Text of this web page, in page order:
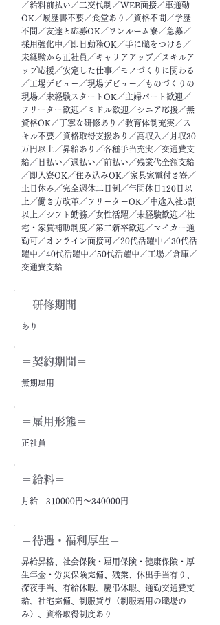
／給料前払い／二交代制／WEB面接／車通勤
OK／履歴書不要／食堂あり／資格不問／学歴
不問／友達と応募OK／ワンルーム寮／急募／
採用強化中／即日勤務OK／手に職をつける／
未経験から正社員／キャリアアップ／スキルア
ップ応援／安定した仕事／モノづくりに関わる
／工場デビュー／現場デビュー／ものづくりの
現場／未経験スタートOK／主婦パート歓迎／
フリーター歓迎／ミドル歓迎／シニア応援／無
資格OK／丁寧な研修あり／教育体制充実／ス
キル不要／資格取得支援あり／高収入／月収30
万円以上／昇給あり／各種手当充実／交通費支
給／日払い／週払い／前払い／残業代全額支給
／即入寮OK／住み込みOK／家具家電付き寮／
土日休み／完全週休二日制／年間休日120日以
上／働き方改革／フリーターOK／中途入社5割
以上／シフト勤務／女性活躍／未経験歓迎／社
宅・家賃補助制度／第二新卒歓迎／マイカー通
勤可／オンライン面接可／20代活躍中／30代活
躍中／40代活躍中／50代活躍中／工場／倉庫／
交通費支給
＝​研修期間＝
あり
＝契約期間＝
無期雇用
＝雇用形態＝
正社員
＝給料＝
月給 310000円～340000円
＝​待遇・福利厚生＝
昇給昇格、社会保険・雇用保険・健康保険・厚
生年金・労災保険完備、残業、休出手当有り、
深夜手当、有給休暇、慶弔休暇、通勤交通費支
給、社宅完備、制服貸与（制服着用の職場の
み）、資格取得制度あり